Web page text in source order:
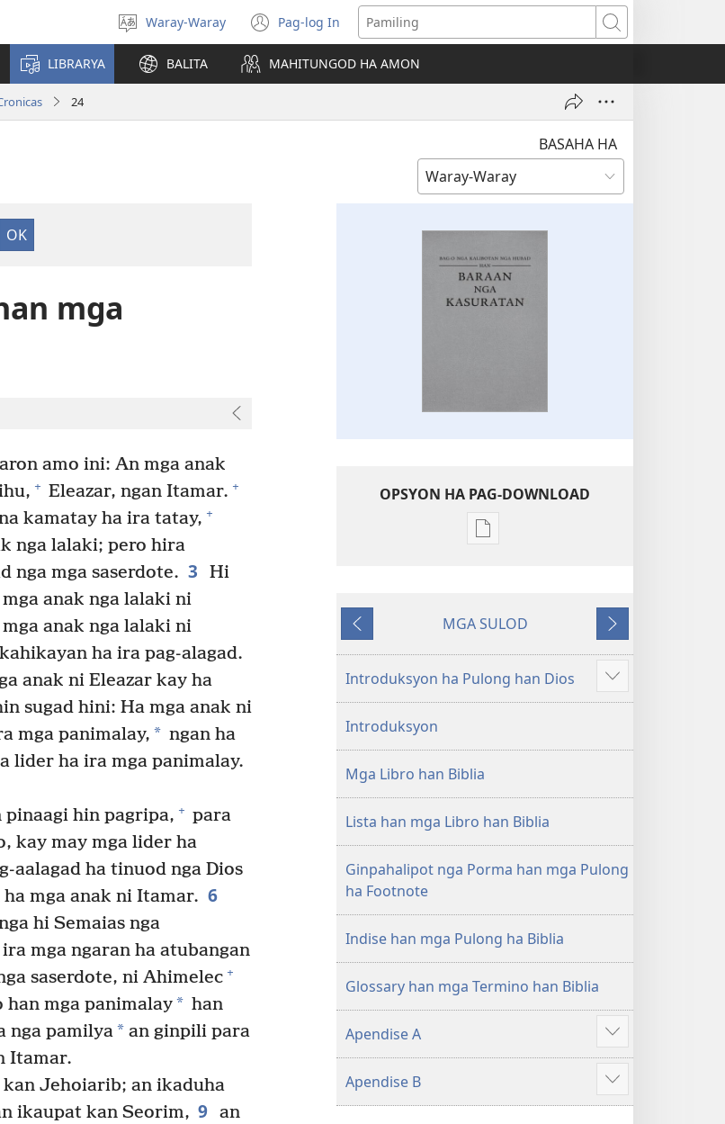
Pagpili
hin
yinaknan
Waray-Waray Pag-log In
(opens
new
window)
Pamiling
LIBRARYA BALITA MAHITUNGOD HA AMON
24
BASAHA HA
mga
amo ini: An mga anak
+ Eleazar, ngan Itamar. +
kamatay ha ira tatay, +
nga lalaki; pero hira
nga mga saserdote. 3
Hi
anak nga lalaki ni
anak nga lalaki ni
ha ira pag-alagad.
anak ni Eleazar kay ha
sugad hini: Ha mga anak ni
mga panimalay, * ngan ha
lider ha ira mga panimalay.
hin pagripa, + para
kay may mga lider ha
aalagad ha tinuod nga Dios
mga anak ni Itamar. 6
hi Semaias nga
mga ngaran ha atubangan
saserdote, ni Ahimelec +
han mga panimalay* han
nga pamilya* an ginpili para
Itamar.
Jehoiarib; an ikaduha
ikaupat kan Seorim, 9 an
OPSYON HA PAG-DOWNLOAD
Opsyon
hin
nga
mga
o
nga
Kalibotan
nga
Hubad
han
Naglabay
MGA SULOD
Sunod
Introduksyon ha Pulong han Dios
Ipakita
an
Introduksyon
Mga Libro han Biblia
Lista han mga Libro han Biblia
Ginpahalipot nga Porma han mga Pulong
ha Footnote
Indise han mga Pulong ha Biblia
Glossary han mga Termino han Biblia
Apendise A
Ipakita
an
dugang
Apendise B
Ipakita
an